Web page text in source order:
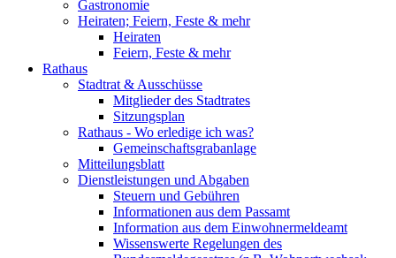
Gastronomie
Heiraten; Feiern, Feste & mehr
Heiraten
Feiern, Feste & mehr
Rathaus
Stadtrat & Ausschüsse
Mitglieder des Stadtrates
Sitzungsplan
Rathaus - Wo erledige ich was?
Gemeinschaftsgrabanlage
Mitteilungsblatt
Dienstleistungen und Abgaben
Steuern und Gebühren
Informationen aus dem Passamt
Information aus dem Einwohnermeldeamt
Wissenswerte Regelungen des